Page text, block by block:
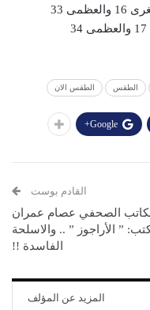
33
الطقس الطقس الان
Google+
القادم بوست
الصحفي عصام عمران
” الأراجوز ” .. والاسلحة
الفاسدة !!
المزيد عن المؤلف